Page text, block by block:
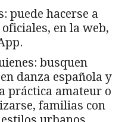
puede hacerse a
en la web,
busquen
danza española y
práctica amateur o
familias con